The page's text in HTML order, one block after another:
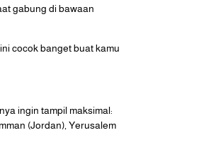
gabung di bawaan
cocok banget buat kamu
ingin tampil maksimal:
(Jordan), Yerusalem